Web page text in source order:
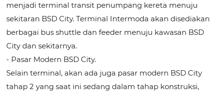
menjadi terminal transit penumpang kereta menuju
sekitaran BSD City. Terminal Intermoda akan disediakan
berbagai bus shuttle dan feeder menuju kawasan BSD
City dan sekitarnya.
- Pasar Modern BSD City.
Selain terminal, akan ada juga pasar modern BSD City
tahap 2 yang saat ini sedang dalam tahap konstruksi,